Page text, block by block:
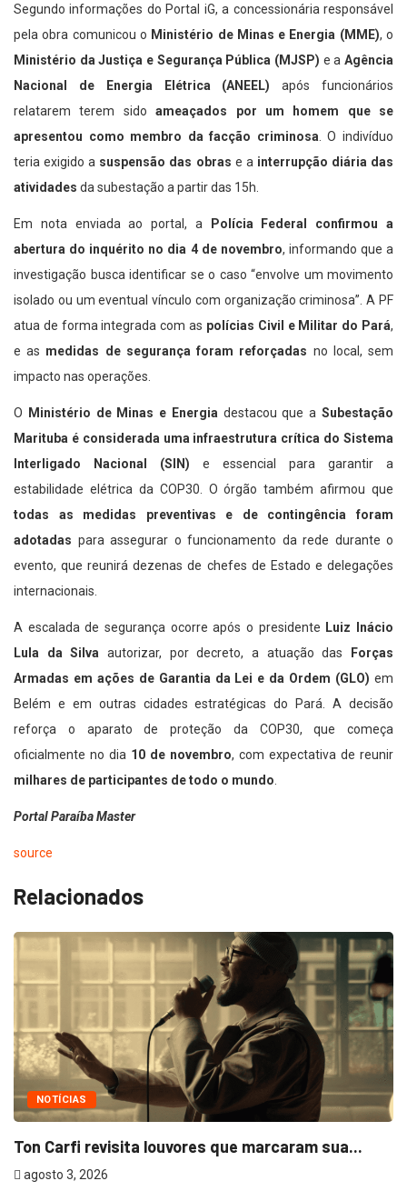
Segundo informações do Portal iG, a concessionária responsável
pela obra comunicou o Ministério de Minas e Energia (MME), o
Ministério da Justiça e Segurança Pública (MJSP) e a Agência
Nacional de Energia Elétrica (ANEEL) após funcionários
relatarem terem sidoameaçados por um homem que se
apresentou como membro da facção criminosa . O indivíduo
teria exigido a suspensão das obras e a interrupção diária das
atividades da subestação a partir das 15h.
Em nota enviada ao portal, a
Polícia Federal confirmou a
abertura do inquérito no dia 4 de novembro, informando que a
investigação busca identificar se o caso “envolve um movimento
isolado ou um eventual vínculo com organização criminosa”. A PF
atua de forma integrada com as polícias Civil e Militar do Pará,
e as medidas de segurança foram reforçadas no local, sem
impacto nas operações.
O Ministério de Minas e Energia destacou que aSubestação
Marituba é considerada uma infraestrutura crítica do Sistema
Interligado Nacional (SIN) e essencial para garantir a
estabilidade elétrica da COP30. O órgão também afirmou que
todas as medidas preventivas e de contingência foram
adotadas para assegurar o funcionamento da rede durante o
evento, que reunirá dezenas de chefes de Estado e delegações
internacionais.
A escalada de segurança ocorre após o presidente Luiz Inácio
Lula da Silva autorizar, por decreto, a atuação das
Forças
Armadas em ações de Garantia da Lei e da Ordem (GLO) em
Belém e em outras cidades estratégicas do Pará. A decisão
reforça o aparato de proteção da COP30, que começa
oficialmente no dia 10 de novembro, com expectativa de reunir
milhares de participantes de todo o mundo
Portal Paraíba Master
source
Relacionados
NOTÍCIAS
Ton Carfi revisita louvores que marcaram sua...
agosto 3, 2026